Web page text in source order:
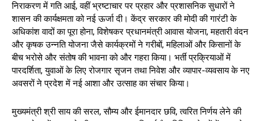
निराकरण में गति आई, वहीं भ्रष्टाचार पर प्रहार और प्रशासनिक सुधारों ने
शासन की कार्यक्षमता को नई ऊर्जा दी। केंद्र सरकार की मोदी की गारंटी के
अधिकांश वादों का पूरा होना, विशेषकर प्रधानमंत्री आवास योजना, महतारी वंदन
और कृषक उन्नति योजना जैसे कार्यक्रमों ने गरीबों, महिलाओं और किसानों के
बीच भरोसे और संतोष की भावना को और गहरा किया। भर्ती प्रक्रियाओं में
पारदर्शिता, युवाओं के लिए रोजगार सृजन तथा निवेश और व्यापार-व्यवसाय के नए
अवसरों ने प्रदेश में नई आशा और उत्साह का संचार किया।
मुख्यमंत्री श्री साय की सरल, सौम्य और ईमानदार छवि, त्वरित निर्णय लेने की